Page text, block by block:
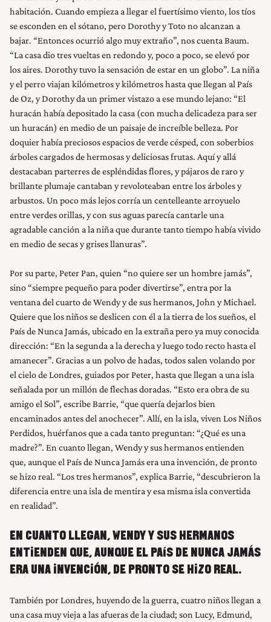
habitación. Cuando empieza a llegar el fuertísimo viento, los tíos
se esconden en el sótano, pero Dorothy y Toto no alcanzan a
bajar. “Entonces ocurrió algo muy extraño”, nos cuenta Baum.
“La casa dio tres vueltas en redondo y, poco a poco, se elevó por
los aires. Dorothy tuvo la sensación de estar en un globo”. La niña
y el perro viajan kilómetros y kilómetros hasta que llegan al País
de Oz, y Dorothy da un primer vistazo a ese mundo lejano: “El
huracán había depositado la casa (con mucha delicadeza para ser
un huracán) en medio de un paisaje de increíble belleza. Por
doquier había preciosos espacios de verde césped, con soberbios
árboles cargados de hermosas y deliciosas frutas. Aquí y allá
destacaban parterres de espléndidas flores, y pájaros de raro y
brillante plumaje cantaban y revoloteaban entre los árboles y
arbustos. Un poco más lejos corría un centelleante arroyuelo
entre verdes orillas, y con sus aguas parecía cantarle una
agradable canción a la niña que durante tanto tiempo había vivido
en medio de secas y grises llanuras”.
Por su parte, Peter Pan, quien “no quiere ser un hombre jamás”,
sino “siempre pequeño para poder divertirse”, entra por la
ventana del cuarto de Wendy y de sus hermanos, John y Michael.
Quiere que los niños se deslicen con él a la tierra de los sueños, el
País de Nunca Jamás, ubicado en la extraña pero ya muy conocida
dirección: “En la segunda a la derecha y luego todo recto hasta el
amanecer”. Gracias a un polvo de hadas, todos salen volando por
el cielo de Londres, guiados por Peter, hasta que llegan a una isla
señalada por un millón de flechas doradas. “Esto era obra de su
amigo el Sol”, escribe Barrie, “que quería dejarlos bien
encaminados antes del anochecer”. Allí, en la isla, viven Los Niños
Perdidos, huérfanos que a cada tanto preguntan: “¿Qué es una
madre?”. En cuanto llegan, Wendy y sus hermanos entienden
que, aunque el País de Nunca Jamás era una invención, de pronto
se hizo real. “Los tres hermanos”, explica Barrie, “descubrieron la
diferencia entre una isla de mentira y esa misma isla convertida
en realidad”.
EN CUANTO LLEGAN, WENDY Y SUS HERMANOS
ENTIENDEN QUE, AUNQUE EL PAÍS DE NUNCA JAMÁS
ERA UNA INVENCIÓN, DE PRONTO SE HIZO REAL.
También por Londres, huyendo de la guerra, cuatro niños llegan a
una casa muy vieja a las afueras de la ciudad; son Lucy, Edmund,